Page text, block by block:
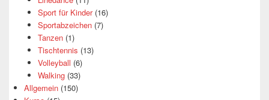
Sport für Kinder(16)
Sportabzeichen(7)
Tanzen(1)
Tischtennis (13)
Volleyball (6)
Walking(33)
Allgemein (150)